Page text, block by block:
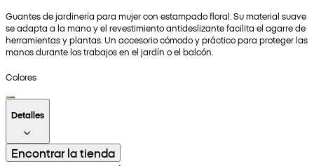
Guantes de jardinería para mujer con estampado floral. Su material suave
se adapta a la mano y el revestimiento antideslizante facilita el agarre de
herramientas y plantas. Un accesorio cómodo y práctico para proteger las
manos durante los trabajos en el jardín o el balcón.
Colores
Detalles
Encontrar la tienda